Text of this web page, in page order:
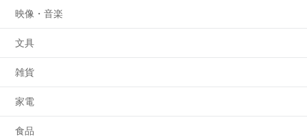
映像・音楽
文具
雑貨
家電
食品